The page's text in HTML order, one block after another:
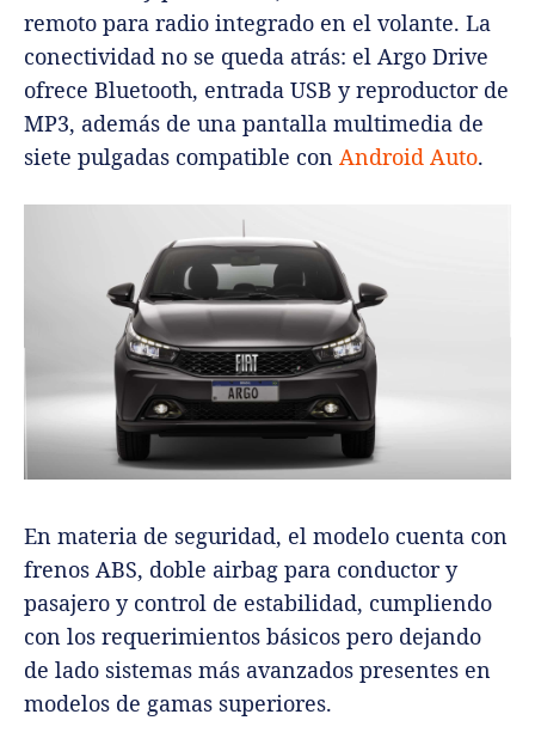
remoto para radio integrado en el volante. La
conectividad no se queda atrás: el Argo Drive
ofrece Bluetooth, entrada USB y reproductor de
MP3, además de una pantalla multimedia de
siete pulgadas compatible con Android Auto.
En materia de seguridad, el modelo cuenta con
frenos ABS, doble airbag para conductor y
pasajero y control de estabilidad, cumpliendo
con los requerimientos básicos pero dejando
de lado sistemas más avanzados presentes en
modelos de gamas superiores.